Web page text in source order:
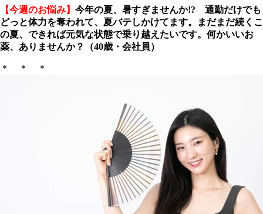
【今週のお悩み】 今年の夏、暑すぎませんか!? 通勤だけでも
どっと体力を奪われて、夏バテしかけてます。まだまだ続くこ
の夏、できれば元気な状態で乗り越えたいです。何かいいお
薬、ありませんか？（40歳・会社員）
＊ ＊ ＊